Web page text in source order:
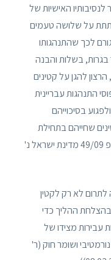
האישיות של
על שלושה טעמים
לכך שהתנהגותו
בגרות, בשלות והבנה
להגן על קטינים
התנהגות עבריינית
בסיכוייהם
שחייהם בתחילת
דרכם לפני שתוחמץ ההזדמנות לכך (ע"פ 49/09 מדינת ישראל נ'
לתרום לא רק לקטין
ההליך כדי
עבירות מצידו של
ושומר חוק (ר'